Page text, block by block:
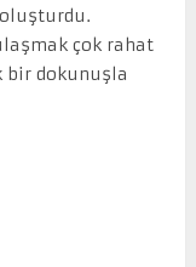
çok rahat
bir dokunuşla